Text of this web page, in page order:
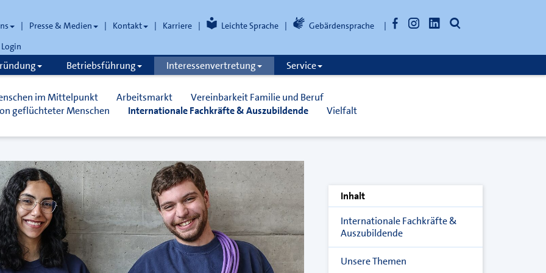
Presse & Medien Kontakt Karriere Leichte Sprache Gebärdensprache FacebookInstagramLinkedInSuche
Login
Betriebsführung Interessenvertretung Service
im Mittelpunkt Arbeitsmarkt
Vereinbarkeit Familie und Beruf
geflüchteter Menschen
Internationale Fachkräfte & Auszubildende Vielfalt
Inhalt
Internationale Fachkräfte &
Auszubildende
Unsere Themen